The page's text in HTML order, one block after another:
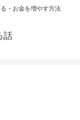
・お金を増やす方法
話